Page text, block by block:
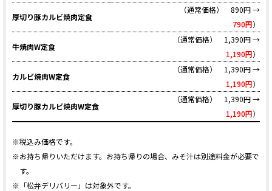
厚切り豚カルビ焼肉定食
（通常価格） 890円 →
790円）
牛焼肉W定食
（通常価格） 1,390円 →
1,190円）
カルビ焼肉W定食
（通常価格） 1,390円 →
1,190円）
厚切り豚カルビ焼肉W定食
（通常価格） 1,390円 →
1,190円）
※税込み価格です。
※お持ち帰りいただけます。お持ち帰りの場合、みそ汁は別途料金が必要で
す。
※「松弁デリバリー」は対象外です。